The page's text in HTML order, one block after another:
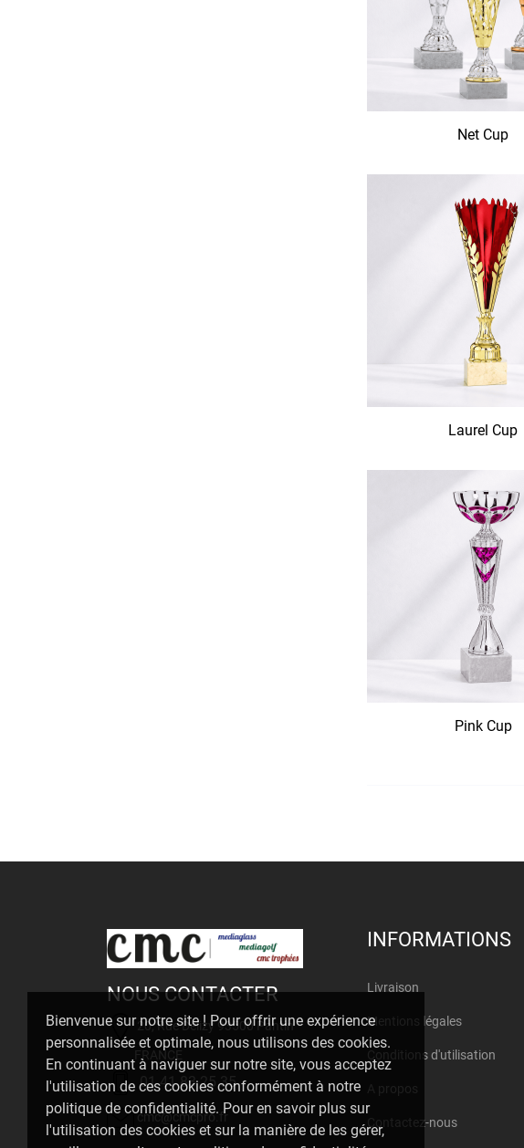
Bienvenue sur notre site ! Pour offrir une expérience
personnalisée et optimale, nous utilisons des cookies.
En continuant à naviguer sur notre site, vous acceptez
l'utilisation de ces cookies conformément à notre
politique de confidentialité. Pour en savoir plus sur
l'utilisation des cookies et sur la manière de les gérer,
Net Cup
Laurel Cup
Pink Cup
NOUS CONTACTER
20, Rue Delizy 93500 Pantin
FRANCE
01 41 83 25 35
cmc@cmcpro.fr
INFORMATIONS
Livraison
Mentions légales
Conditions d'utilisation
Contactez-nous